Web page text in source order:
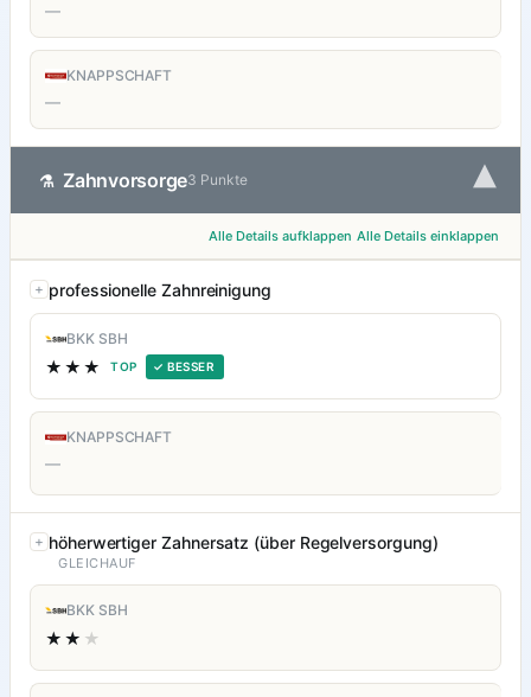
—
KNAPPSCHAFT
—
⚗ Zahnvorsorge3 Punkte ▾
Alle Details aufklappen Alle Details einklappen
professionelle Zahnreinigung
BKK SBH
★★★ TOP ✓ BESSER
KNAPPSCHAFT
—
höherwertiger Zahnersatz (über Regelversorgung)
GLEICHAUF
BKK SBH
★★ ★